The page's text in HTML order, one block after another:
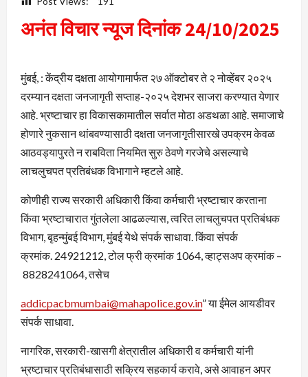
अनंत विचार न्यूज दिनांक 24/10/2025
मुंबई, : केंद्रीय दक्षता आयोगामार्फत २७ ऑक्टोबर ते २ नोव्हेंबर २०२५
दरम्यान दक्षता जनजागृती सप्ताह-२०२५ देशभर साजरा करण्यात येणार
आहे. भ्रष्टाचार हा विकासकामातील सर्वात मोठा अडथळा आहे. समाजाचे
होणारे नुकसान थांबवण्यासाठी दक्षता जनजागृतीसारखे उपक्रम केवळ
आठवड्यापुरते न राबविता नियमित सुरु ठेवणे गरजेचे असल्याचे
लाचलुचपत प्रतिबंधक विभागाने म्हटले आहे.
कोणीही राज्य सरकारी अधिकारी किंवा कर्मचारी भ्रष्टाचार करताना
किंवा भ्रष्टाचारात गुंतलेला आढळल्यास, त्वरित लाचलुचपत प्रतिबंधक
विभाग, बृहन्मुंबई विभाग, मुंबई येथे संपर्क साधावा. किंवा संपर्क
क्रमांक. 24921212, टोल फ्री क्रमांक 1064, व्हाट्सअप क्रमांक –
8828241064, तसेच
addicpacbmumbai@mahapolice.gov.in” या ईमेल आयडीवर
संपर्क साधावा.
नागरिक, सरकारी-खासगी क्षेत्रातील अधिकारी व कर्मचारी यांनी
भ्रष्टाचार प्रतिबंधासाठी सक्रिय सहकार्य करावे, असे आवाहन अपर